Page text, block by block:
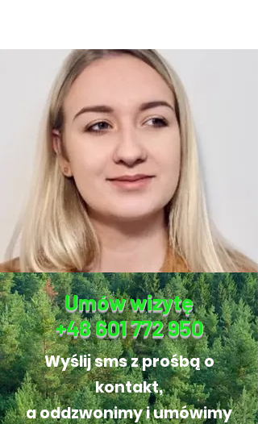
Umów wizytę
+48 601 772 950
Wyślij sms z prośbą o
kontakt,
a oddzwonimy i umówimy